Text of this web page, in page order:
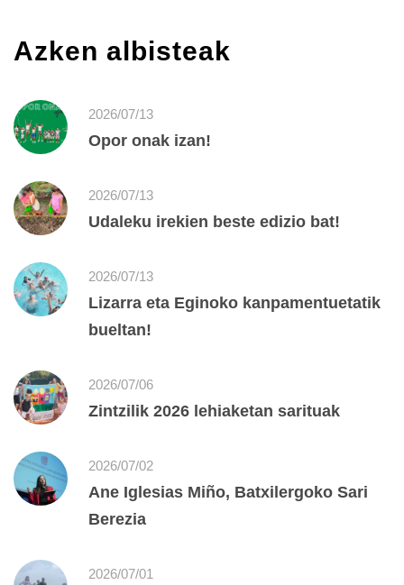
Azken albisteak
2026/07/13
Opor onak izan!
2026/07/13
Udaleku irekien beste edizio bat!
2026/07/13
Lizarra eta Eginoko kanpamentuetatik
bueltan!
2026/07/06
Zintzilik 2026 lehiaketan sarituak
2026/07/02
Ane Iglesias Miño, Batxilergoko Sari
Berezia
2026/07/01